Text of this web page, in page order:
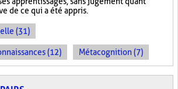
de ce qui a été appris.
(31)
(12) Métacognition (7)